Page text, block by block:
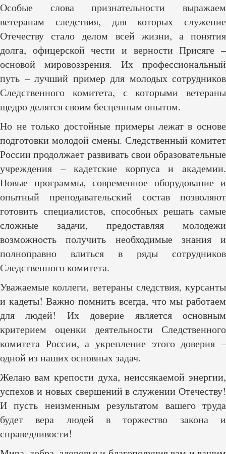
Особые слова признательности выражаем
ветеранам следствия, для которых служение
Отечеству стало делом всей жизни, а понятия
долга, офицерской чести и верности Присяге –
основой мировоззрения. Их профессиональный
путь – лучший пример для молодых сотрудников
Следственного комитета, с которыми ветераны
щедро делятся своим бесценным опытом.
Но не только достойные примеры лежат в основе
подготовки молодой смены. Следственный комитет
России продолжает развивать свои образовательные
учреждения – кадетские корпуса и академии.
Новые программы, современное оборудование и
опытный преподавательский состав позволяют
готовить специалистов, способных решать самые
сложные задачи, предоставляя молодежи
возможность получить необходимые знания и
полноправно влиться в ряды сотрудников
Следственного комитета.
Уважаемые коллеги, ветераны следствия, курсанты
и кадеты! Важно помнить всегда, что мы работаем
для людей! Их доверие является основным
критерием оценки деятельности Следственного
комитета России, а укрепление этого доверия –
одной из наших основных задач.
Желаю вам крепости духа, неиссякаемой энергии,
успехов и новых свершений в служении Отечеству!
И пусть неизменным результатом вашего труда
будет вера людей в торжество закона и
справедливости!